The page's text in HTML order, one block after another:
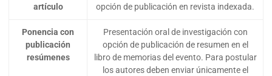
artículo
opción de publicación en revista indexada.
Ponencia con
publicación
resúmenes
Presentación oral de investigación con
opción de publicación de resumen en el
libro de memorias del evento. Para postular
los autores deben enviar únicamente el